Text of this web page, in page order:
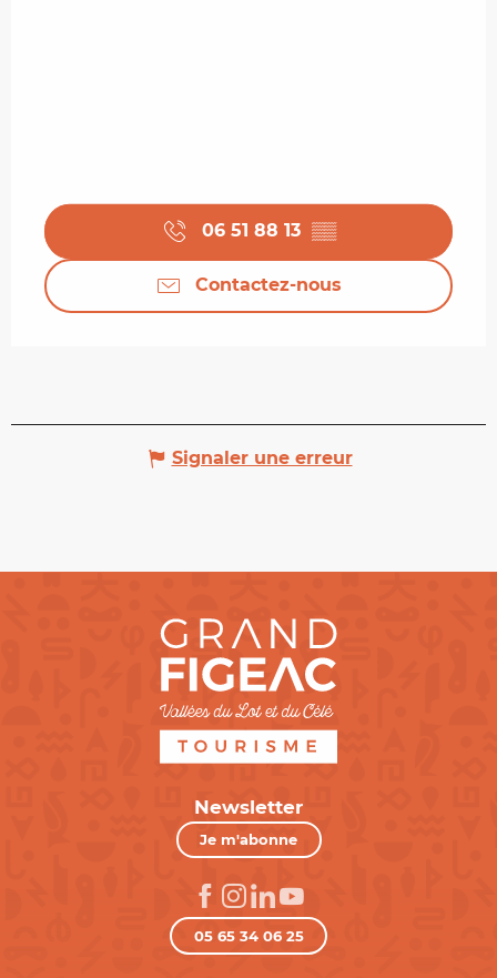
06 51 88 13 ▒▒
Contactez-nous
Signaler une erreur
Newsletter
Je m'abonne
05 65 34 06 25